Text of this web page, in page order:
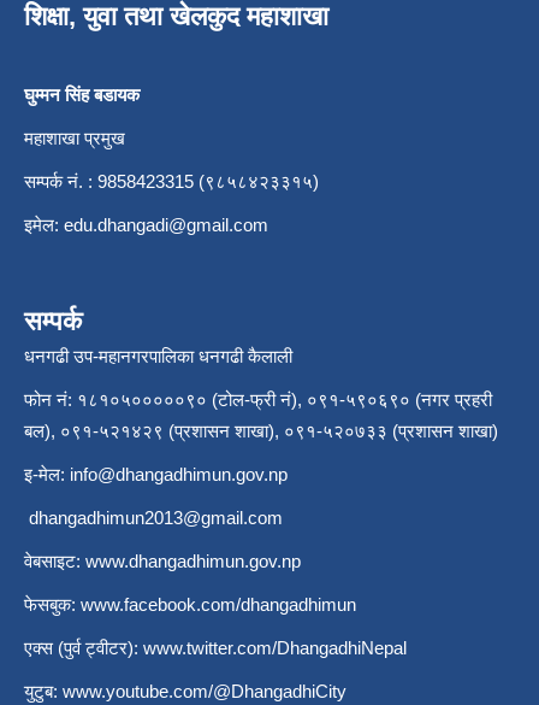
शिक्षा, युवा तथा खेलकुद महाशाखा
घुम्मन सिंह बडायक
महाशाखा प्रमुख
सम्पर्क नं. : 9858423315 (९८५८४२३३१५)
इमेल: edu.dhangadi@gmail.com
सम्पर्क
धनगढी उप-महानगरपालिका धनगढी कैलाली
फोन नं: १८१०५०००००९० (टोल-फ्री नं), ०९१-५९०६९० (नगर प्रहरी
बल), ०९१-५२१४२९ (प्रशासन शाखा), ०९१-५२०७३३ (प्रशासन शाखा)
इ-मेल: info@dhangadhimun.gov.np
dhangadhimun2013@gmail.com
वेबसाइट: www.dhangadhimun.gov.np
फेसबुक: www.facebook.com/dhangadhimun
एक्स (पुर्व ट्वीटर): www.twitter.com/DhangadhiNepal
युटुब: www.youtube.com/@DhangadhiCity